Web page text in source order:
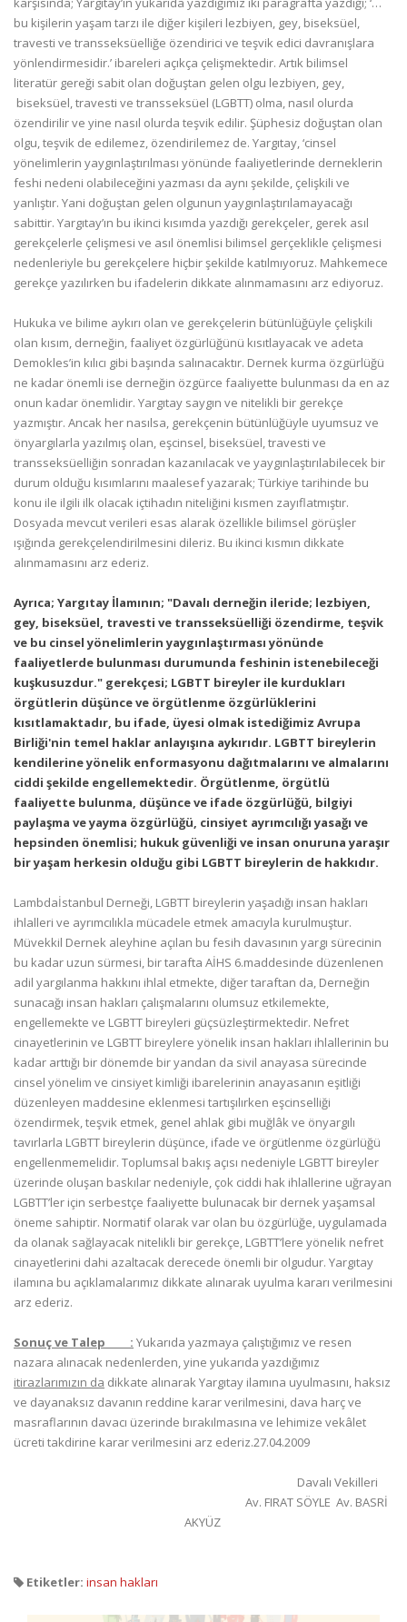
bu kişilerin yaşam tarzı ile diğer kişileri lezbiyen, gey, biseksüel,
travesti ve transseksüelliğe özendirici ve teşvik edici davranışlara
yönlendirmesidir.’ ibareleri açıkça çelişmektedir. Artık bilimsel
literatür gereği sabit olan doğuştan gelen olgu lezbiyen, gey,
biseksüel, travesti ve transseksüel (LGBTT) olma, nasıl olurda
özendirilir ve yine nasıl olurda teşvik edilir. Şüphesiz doğuştan olan
olgu, teşvik de edilemez, özendirilemez de. Yargıtay, ‘cinsel
yönelimlerin yaygınlaştırılması yönünde faaliyetlerinde derneklerin
feshi nedeni olabileceğini yazması da aynı şekilde, çelişkili ve
yanlıştır. Yani doğuştan gelen olgunun yaygınlaştırılamayacağı
sabittir. Yargıtay’ın bu ikinci kısımda yazdığı gerekçeler, gerek asıl
gerekçelerle çelişmesi ve asıl önemlisi bilimsel gerçeklikle çelişmesi
nedenleriyle bu gerekçelere hiçbir şekilde katılmıyoruz. Mahkemece
gerekçe yazılırken bu ifadelerin dikkate alınmamasını arz ediyoruz.
Hukuka ve bilime aykırı olan ve gerekçelerin bütünlüğüyle çelişkili
olan kısım, derneğin, faaliyet özgürlüğünü kısıtlayacak ve adeta
Demokles’in kılıcı gibi başında salınacaktır. Dernek kurma özgürlüğü
ne kadar önemli ise derneğin özgürce faaliyette bulunması da en az
onun kadar önemlidir. Yargıtay saygın ve nitelikli bir gerekçe
yazmıştır. Ancak her nasılsa, gerekçenin bütünlüğüyle uyumsuz ve
önyargılarla yazılmış olan, eşcinsel, biseksüel, travesti ve
transseksüelliğin sonradan kazanılacak ve yaygınlaştırılabilecek bir
durum olduğu kısımlarını maalesef yazarak; Türkiye tarihinde bu
konu ile ilgili ilk olacak içtihadın niteliğini kısmen zayıflatmıştır.
Dosyada mevcut verileri esas alarak özellikle bilimsel görüşler
ışığında gerekçelendirilmesini dileriz. Bu ikinci kısmın dikkate
alınmamasını arz ederiz.
Ayrıca; Yargıtay İlamının; "Davalı derneğin ileride; lezbiyen,
gey, biseksüel, travesti ve transseksüelliği özendirme, teşvik
ve bu cinsel yönelimlerin yaygınlaştırması yönünde
faaliyetlerde bulunması durumunda feshinin istenebileceği
kuşkusuzdur." gerekçesi; LGBTT bireyler ile kurdukları
örgütlerin düşünce ve örgütlenme özgürlüklerini
kısıtlamaktadır, bu ifade, üyesi olmak istediğimiz Avrupa
Birliği'nin temel haklar anlayışına aykırıdır. LGBTT bireylerin
kendilerine yönelik enformasyonu dağıtmalarını ve almalarını
ciddi şekilde engellemektedir. Örgütlenme, örgütlü
faaliyette bulunma, düşünce ve ifade özgürlüğü, bilgiyi
paylaşma ve yayma özgürlüğü, cinsiyet ayrımcılığı yasağı ve
hepsinden önemlisi; hukuk güvenliği ve insan onuruna yaraşır
bir yaşam herkesin olduğu gibi LGBTT bireylerin de hakkıdır.
Lambdaİstanbul Derneği, LGBTT bireylerin yaşadığı insan hakları
ihlalleri ve ayrımcılıkla mücadele etmek amacıyla kurulmuştur.
Müvekkil Dernek aleyhine açılan bu fesih davasının yargı sürecinin
bu kadar uzun sürmesi, bir tarafta AİHS 6.maddesinde düzenlenen
adil yargılanma hakkını ihlal etmekte, diğer taraftan da, Derneğin
sunacağı insan hakları çalışmalarını olumsuz etkilemekte,
engellemekte ve LGBTT bireyleri güçsüzleştirmektedir. Nefret
cinayetlerinin ve LGBTT bireylere yönelik insan hakları ihlallerinin bu
kadar arttığı bir dönemde bir yandan da sivil anayasa sürecinde
cinsel yönelim ve cinsiyet kimliği ibarelerinin anayasanın eşitliği
düzenleyen maddesine eklenmesi tartışılırken eşcinselliği
özendirmek, teşvik etmek, genel ahlak gibi muğlâk ve önyargılı
tavırlarla LGBTT bireylerin düşünce, ifade ve örgütlenme özgürlüğü
engellenmemelidir. Toplumsal bakış açısı nedeniyle LGBTT bireyler
üzerinde oluşan baskılar nedeniyle, çok ciddi hak ihlallerine uğrayan
LGBTT’ler için serbestçe faaliyette bulunacak bir dernek yaşamsal
öneme sahiptir. Normatif olarak var olan bu özgürlüğe, uygulamada
da olanak sağlayacak nitelikli bir gerekçe, LGBTT’lere yönelik nefret
cinayetlerini dahi azaltacak derecede önemli bir olgudur. Yargıtay
ilamına bu açıklamalarımız dikkate alınarak uyulma kararı verilmesini
arz ederiz.
Sonuç ve Talep : Yukarıda yazmaya çalıştığımız ve resen
nazara alınacak nedenlerden, yine yukarıda yazdığımız
itirazlarımızın da dikkate alınarak Yargıtay ilamına uyulmasını, haksız
ve dayanaksız davanın reddine karar verilmesini, dava harç ve
masraflarının davacı üzerinde bırakılmasına ve lehimize vekâlet
ücreti takdirine karar verilmesini arz ederiz.27.04.2009
Davalı Vekilleri
Av. FIRAT SÖYLE Av. BASRİ
AKYÜZ
Etiketler: insan hakları